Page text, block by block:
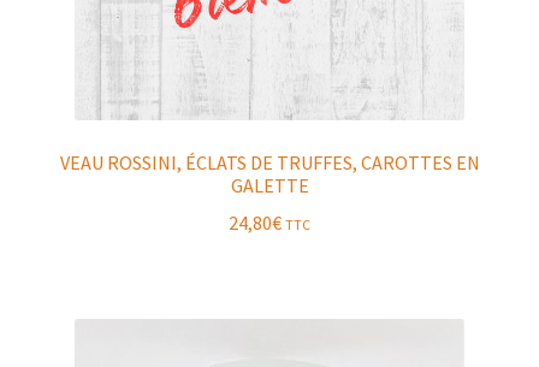
VEAU ROSSINI, ÉCLATS DE TRUFFES, CAROTTES EN
GALETTE
24,80€ TTC